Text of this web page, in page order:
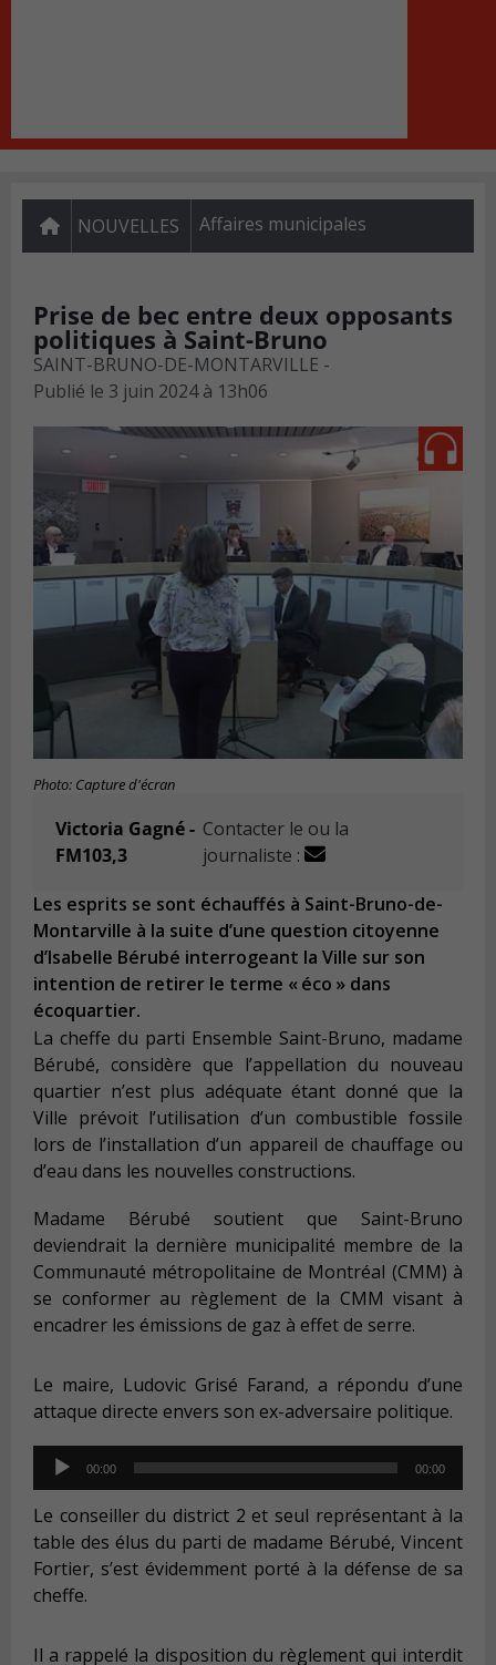
NOUVELLES Affaires municipales
Prise de bec entre deux opposants
politiques à Saint-Bruno
SAINT-BRUNO-DE-MONTARVILLE -
Publié le 3 juin 2024 à 13h06
Photo: Capture d'écran
Victoria Gagné -
FM103,3
Contacter le ou la
journaliste :
Les esprits se sont échauffés à Saint-Bruno-de-
Montarville à la suite d’une question citoyenne
d’Isabelle Bérubé interrogeant la Ville sur son
intention de retirer le terme « éco » dans
écoquartier.
La cheffe du parti Ensemble Saint-Bruno, madame
Bérubé, considère que l’appellation du nouveau
quartier n’est plus adéquate étant donné que la
Ville prévoit l’utilisation d’un combustible fossile
lors de l’installation d’un appareil de chauffage ou
d’eau dans les nouvelles constructions.
Madame Bérubé soutient que Saint-Bruno
deviendrait la dernière municipalité membre de la
Communauté métropolitaine de Montréal (CMM) à
se conformer au règlement de la CMM visant à
encadrer les émissions de gaz à effet de serre.
Le maire, Ludovic Grisé Farand, a répondu d’une
attaque directe envers son ex-adversaire politique.
Audio
Player
00:00 00:00
Le conseiller du district 2 et seul représentant à la
table des élus du parti de madame Bérubé, Vincent
Fortier, s’est évidemment porté à la défense de sa
cheffe.
Il a rappelé la disposition du règlement qui interdit